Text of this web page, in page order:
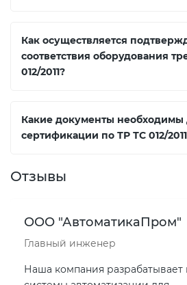
Как осуществляется
соответствия оборудования
012/2011?
Какие документы необходимы
сертификации по ТР ТС 012/
Отзывы
ООО "АвтоматикаПром"
Главный инженер
Наша компания разрабатывает